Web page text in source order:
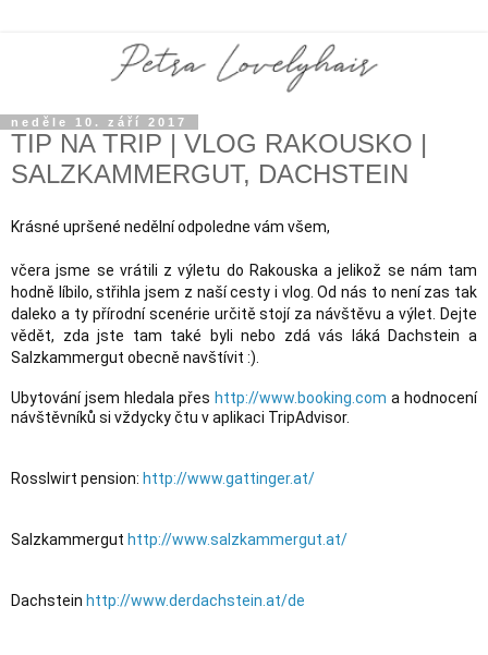
neděle 10. září 2017
TIP NA TRIP | VLOG RAKOUSKO |
SALZKAMMERGUT, DACHSTEIN
Krásné upršené nedělní odpoledne vám všem,
včera jsme se vrátili z výletu do Rakouska a jelikož se nám tam
hodně líbilo, střihla jsem z naší cesty i vlog. Od nás to není zas tak
daleko a ty přírodní scenérie určitě stojí za návštěvu a výlet. Dejte
vědět, zda jste tam také byli nebo zdá vás láká Dachstein a
Salzkammergut obecně navštívit :).
Ubytování jsem hledala přes http://www.booking.com a hodnocení
návštěvníků si vždycky čtu v aplikaci TripAdvisor.
Rosslwirt pension: http://www.gattinger.at/
Salzkammergut http://www.salzkammergut.at/
Dachstein http://www.derdachstein.at/de